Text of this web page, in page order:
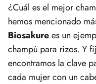
¿Cuál es el mejor
hemos mencionado
Biosakurees un
champú para rizos. Y
encontramos la clave
cada mujer con un